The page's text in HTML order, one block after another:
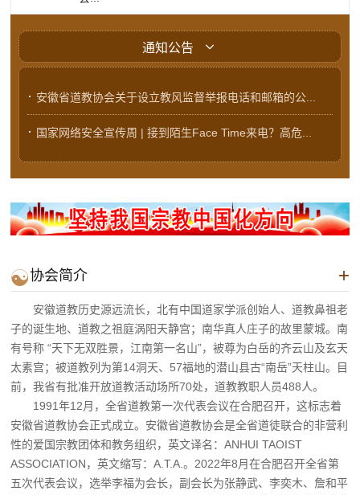
通知公告 
· 安徽省道教协会关于设立教风监督举报电话和邮箱的公...
· 国家网络安全宣传周 | 接到陌生Face Time来电？高危...
协会简介 +
安徽道教历史源远流长，北有中国道家学派创始人、道教鼻祖老
子的诞生地、道教之祖庭涡阳天静宫；南华真人庄子的故里蒙城。南
有号称 “天下无双胜景，江南第一名山”，被尊为白岳的齐云山及玄天
太素宫；被道教列为第14洞天、57福地的潜山县古“南岳”天柱山。目
前，我省有批准开放道教活动场所70处，道教教职人员488人。
1991年12月，全省道教第一次代表会议在合肥召开，这标志着
安徽省道教协会正式成立。安徽省道教协会是全省道徒联合的非营利
性的爱国宗教团体和教务组织，英文译名：ANHUI TAOIST
ASSOCIATION，英文缩写：A.T.A.。2022年8月在合肥召开全省第
五次代表会议，选举李福为会长，副会长为张静武、李奕木、詹和平